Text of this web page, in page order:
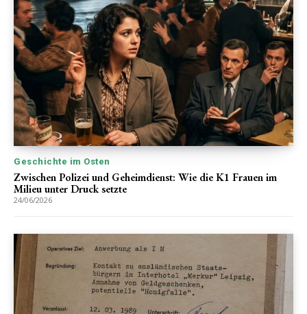
Geschichte im Osten
Zwischen Polizei und Geheimdienst: Wie die K1 Frauen im
Milieu unter Druck setzte
24/06/2026